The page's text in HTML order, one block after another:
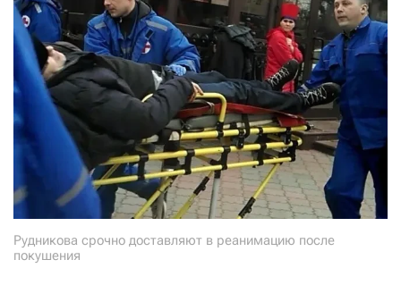
Рудникова срочно доставляют в реанимацию после
покушения